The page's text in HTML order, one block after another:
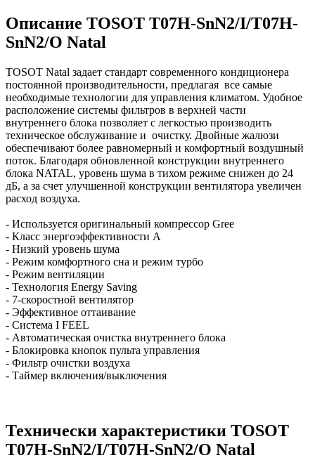
Описание TOSOT T07H-SnN2/I/T07H-
SnN2/O Natal
TOSOT Natal задает стандарт современного кондиционера
постоянной производительности, предлагая все самые
необходимые технологии для управления климатом. Удобное
расположение системы фильтров в верхней части
внутреннего блока позволяет с легкостью производить
техническое обслуживание и очистку. Двойные жалюзи
обеспечивают более равномерный и комфортный воздушный
поток. Благодаря обновленной конструкции внутреннего
блока NATAL, уровень шума в тихом режиме снижен до 24
дБ, а за счет улучшенной конструкции вентилятора увеличен
расход воздуха.
- Используется оригинальный компрессор Gree
- Класс энергоэффективности А
- Низкий уровень шума
- Режим комфортного сна и режим турбо
- Режим вентиляции
- Технология Energy Saving
- 7-скоростной вентилятор
- Эффективное оттаивание
- Система I FEEL
- Автоматическая очистка внутреннего блока
- Блокировка кнопок пульта управления
- Фильтр очистки воздуха
- Таймер включения/выключения
Технически характеристики TOSOT
T07H-SnN2/I/T07H-SnN2/O Natal